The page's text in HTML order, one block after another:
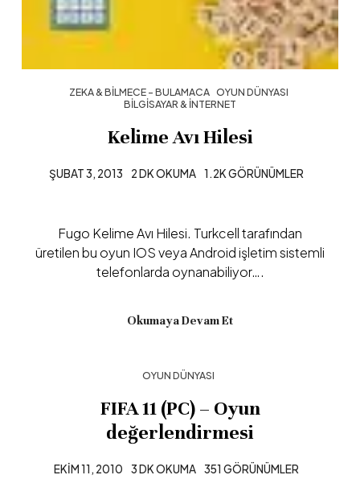
ZEKA & BILMECE - BULAMACA OYUN DÜNYASI
BILGISAYAR & İNTERNET
Kelime Avı Hilesi
ŞUBAT 3, 2013 2 DK OKUMA 1.2K GÖRÜNÜMLER
Fugo Kelime Avı Hilesi. Turkcell tarafından
üretilen bu oyun IOS veya Android işletim sistemli
telefonlarda oynanabiliyor….
Okumaya Devam Et
OYUN DÜNYASI
FIFA 11 (PC) – Oyun
değerlendirmesi
EKIM 11, 2010 3 DK OKUMA 351 GÖRÜNÜMLER